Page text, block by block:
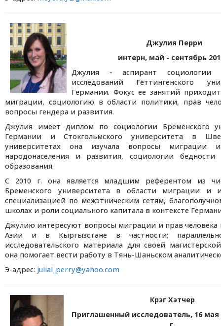
Джулия Перри
интерн, май - сентябрь
Джулия - аспирант социологии
исследований Гёттингенского
Германии. Фокус ее занятий
миграции, социологию в области политики, прав
вопросы гендера и развития.
Джулия имеет диплом по социологии Бременского
Германии и Стокгольмского университета в
университетах она изучала вопросы миграции
народонаселения и развития, социологии
образования.
С 2010 г. она является младшим референтом из
Бременского университета в области миграции и
специализацией по межэтническим сетям,
школах и роли социального капитала в контексте
Джулию интересуют вопросы миграции и прав человека
Азии и в Кыргызстане в частности;
исследовательского материала для своей
она помогает вести работу в Тянь-Шаньском
Э-адрес: julial_perry@yahoo.com
Крэг Хэтчер
Приглашенный исследователь, 16 мая